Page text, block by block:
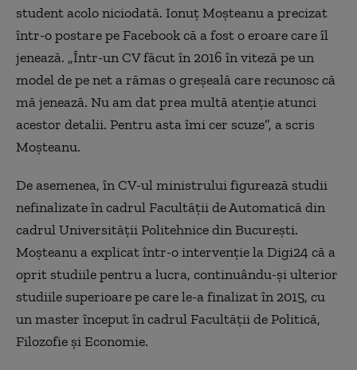
student acolo niciodată. Ionuț Moșteanu a precizat
într-o postare pe Facebook că a fost o eroare care îl
jenează. „Într-un CV făcut în 2016 în viteză pe un
model de pe net a rămas o greșeală care recunosc că
mă jenează. Nu am dat prea multă atenție atunci
acestor detalii. Pentru asta îmi cer scuze”, a scris
Moșteanu.
De asemenea, în CV-ul ministrului figurează studii
nefinalizate în cadrul Facultății de Automatică din
cadrul Universității Politehnice din București.
Moșteanu a explicat într-o intervenție la Digi24 că a
oprit studiile pentru a lucra, continuându-și ulterior
studiile superioare pe care le-a finalizat în 2015, cu
un master început în cadrul Facultății de Politică,
Filozofie și Economie.